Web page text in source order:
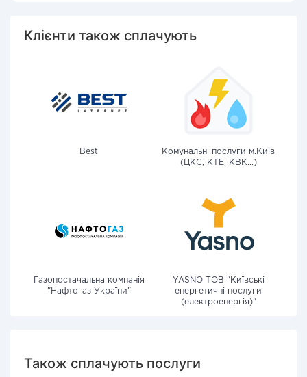
Клієнти також сплачують
Best
Комунальні послуги м.Київ
(ЦКС, КТЕ, КВК...)
Газопостачальна компанія
"Нафтогаз України"
YASNO ТОВ "Київські
енергетичні послуги
(електроенергія)"
Також сплачують послуги